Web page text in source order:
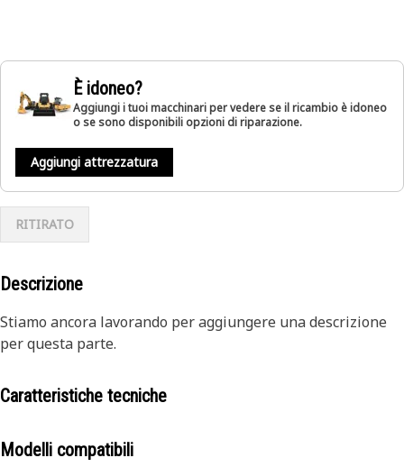
È idoneo?
Aggiungi i tuoi macchinari per vedere se il ricambio è idoneo
o se sono disponibili opzioni di riparazione.
Aggiungi attrezzatura
RITIRATO
Descrizione
Stiamo ancora lavorando per aggiungere una descrizione
per questa parte.
Caratteristiche tecniche
Modelli compatibili